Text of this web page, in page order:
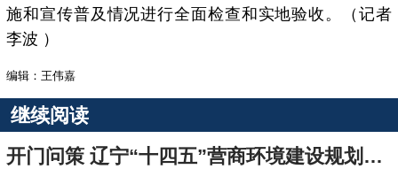
施和宣传普及情况进行全面检查和实地验收。（记者
李波 ）
编辑：王伟嘉
继续阅读
开门问策 辽宁“十四五”营商环境建设规划面向社会征询意见建议